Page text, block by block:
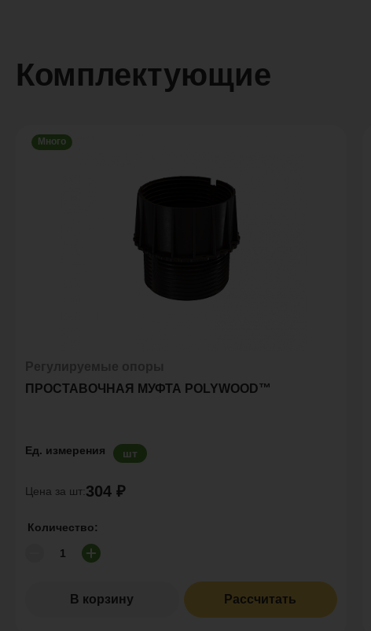
Комплектующие
Много
ПРОСТАВОЧНАЯ МУФТА POLYWOOD™
Ед. измерения шт
Цена за шт:304 ₽
Количество:
В корзину Рассчитать